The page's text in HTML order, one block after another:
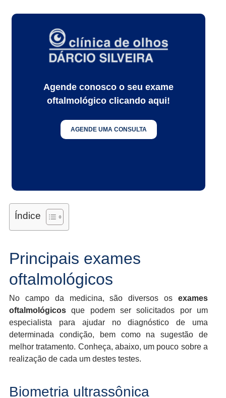
Agende conosco o seu exame
oftalmológico clicando aqui!
AGENDE UMA CONSULTA
Índice
Principais exames
oftalmológicos
No campo da medicina, são diversos osexames
oftalmológicosque podem ser solicitados por um
especialista para ajudar no diagnóstico de uma
determinada condição, bem como na sugestão de
melhor tratamento. Conheça, abaixo, um pouco sobre a
realização de cada um destes testes.
Biometria ultrassônica